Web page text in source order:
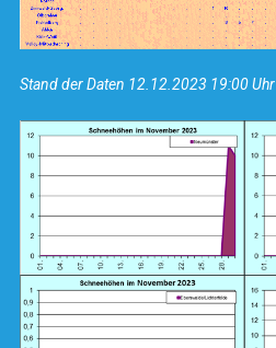
Stand der Daten 12.12.2023 19:00 Uhr